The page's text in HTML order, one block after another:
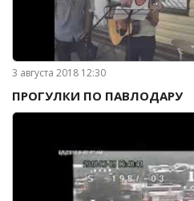
3 августа 2018 12:30
ПРОГУЛКИ ПО ПАВЛОДАРУ